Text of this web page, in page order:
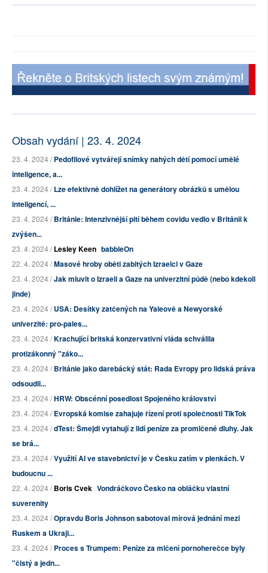
Obsah vydání | 23. 4. 2024
23. 4. 2024 /Pedofilové vytvářejí snímky nahých dětí pomocí umělé
inteligence, a...
23. 4. 2024 /Lze efektivně dohlížet na generátory obrázků s umělou
inteligencí, ...
23. 4. 2024 /Británie: Intenzivnější pití během covidu vedlo v Británii k
zvýšen...
23. 4. 2024 /Lesley Keen babbleOn
22. 4. 2024 /Masové hroby oběti zabitých Izraelci v Gaze
23. 4. 2024 /Jak mluvit o Izraeli a Gaze na univerzitní půdě (nebo kdekoli
jinde)
23. 4. 2024 /USA: Desítky zatčených na Yaleově a Newyorské
univerzitě: pro-pales...
23. 4. 2024 /Krachující britská konzervativní vláda schválila
protizákonný "záko...
23. 4. 2024 /Británie jako darebácký stát: Rada Evropy pro lidská práva
odsoudil...
23. 4. 2024 /HRW: Obscénní posedlost Spojeného království
23. 4. 2024 /Evropská komise zahajuje řízení proti společnosti TikTok
23. 4. 2024 /dTest: Šmejdi vytahují z lidí peníze za promlčené dluhy. Jak
se brá...
23. 4. 2024 /Využití AI ve stavebnictví je v Česku zatím v plenkách. V
budoucnu ...
22. 4. 2024 /Boris Cvek Vondráčkovo Česko na obláčku vlastní
suverenity
23. 4. 2024 /Opravdu Boris Johnson sabotoval mírová jednání mezi
Ruskem a Ukraji...
23. 4. 2024 /Proces s Trumpem: Peníze za mlčení pornoherečce byly
"čistý a jedn...